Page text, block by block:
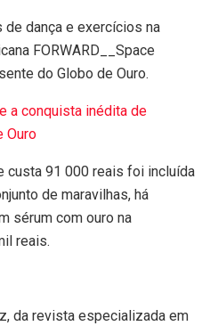
dança e exercícios na
FORWARD__Space
do Globo de Ouro.
a conquista inédita de
Ouro
custa 91 000 reais foi incluída
de maravilhas, há
sérum com ouro na
reais.
da revista especializada em